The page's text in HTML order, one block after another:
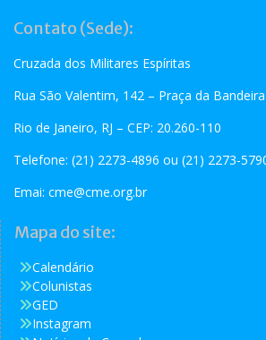
Contato (Sede):
Cruzada dos Militares Espíritas
Rua São Valentim, 142 – Praça da Bandeira
Rio de Janeiro, RJ – CEP: 20.260-110
Telefone: (21) 2273-4896 ou (21) 2273-
Emai: cme@cme.org.br
Mapa do site:
Calendário
Colunistas
GED
Instagram